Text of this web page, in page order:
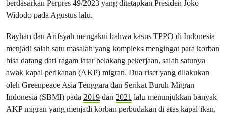
berdasarkan Perpres 49/2023 yang ditetapkan Presiden Joko
Widodo pada Agustus lalu.
Rayhan dan Arifsyah mengakui bahwa kasus TPPO di Indonesia
menjadi salah satu masalah yang kompleks mengingat para korban
bisa datang dari ragam latar belakang pekerjaan, salah satunya
awak kapal perikanan (AKP) migran. Dua riset yang dilakukan
oleh Greenpeace Asia Tenggara dan Serikat Buruh Migran
Indonesia (SBMI) pada 2019 dan 2021 lalu menunjukkan banyak
AKP migran yang menjadi korban perbudakan di atas kapal ikan,